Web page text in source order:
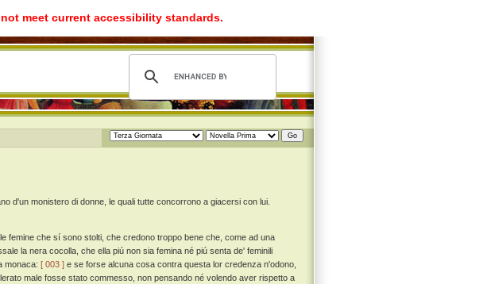
meet current accessibility standards.
d'un monistero di donne, le quali tutte concorrono a giacersi con lui.
femine che sí sono stolti, che credono troppo bene che, come ad una
la nera cocolla, che ella piú non sia femina né piú senta de' feminili
monaca: [ 003 ] e se forse alcuna cosa contra questa lor credenza n'odono,
male fosse stato commesso, non pensando né volendo aver rispetto a